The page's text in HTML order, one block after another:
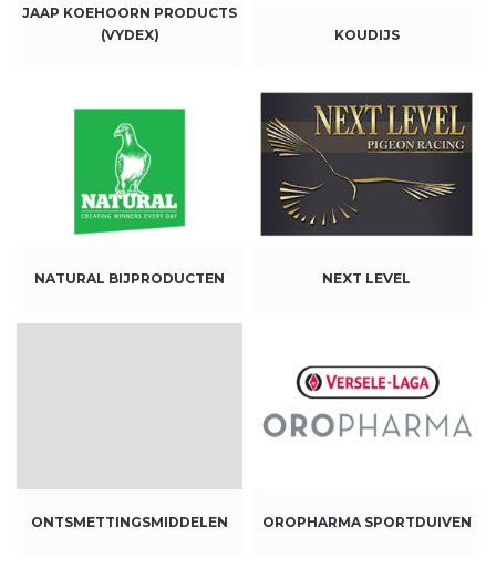
JAAP KOEHOORN PRODUCTS
(VYDEX)
KOUDIJS
NATURAL BIJPRODUCTEN NEXT LEVEL
ONTSMETTINGSMIDDELEN OROPHARMA SPORTDUIVEN